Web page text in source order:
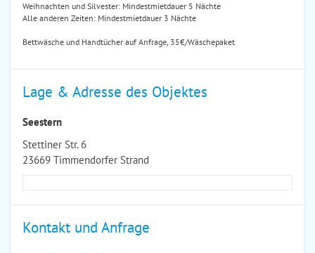
Weihnachten und Silvester: Mindestmietdauer 5 Nächte
Alle anderen Zeiten: Mindestmietdauer 3 Nächte
Bettwäsche und Handtücher auf Anfrage, 35€/Wäschepaket
Lage & Adresse des Objektes
Seestern
Stettiner Str. 6
23669 Timmendorfer Strand
Kontakt und Anfrage